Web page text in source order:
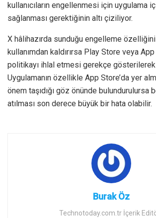
kullanıcıların engellenmesi için uygulama
sağlanması gerektiğinin altı çiziliyor.
X hâlihazırda sunduğu engelleme
kullanımdan kaldırırsa Play Store veya App
politikayı ihlal etmesi gerekçe gösterilerek
Uygulamanın özellikle App Store’da yer
önem taşıdığı göz önünde bulundurulursa
atılması son derece büyük bir hata olabilir.
Burak Öz
Technotoday.com.tr İçerik